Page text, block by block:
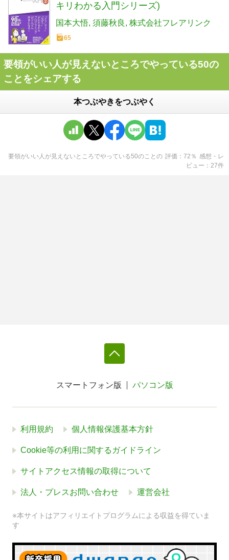
キリわかる入門シリーズ)
国本大悟 須藤秋良 株式会社フレアリンク
65
要領がいい人が見えないところでやっている50の
ことをシェアする
本つぶやきをつぶやく
要領がいい人が見えないところでやっている50のこと の 評価 72 ％ 感想・レ
ビュー
27件
スマートフォン版 パソコン版
利用規約 個人情報保護基本方針
Cookie等の利用に関するガイドライン
サイトアクセス情報の取得について
法人・プレスお問い合わせ 運営会社
※本サイトはアフィリエイトプログラムによる収益を得ていま
す